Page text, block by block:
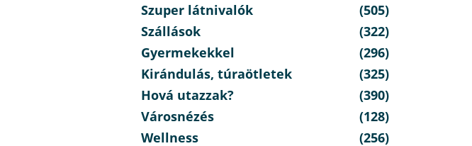
Szuper látnivalók
(505)
Szállások
(322)
Gyermekekkel
(296)
Kirándulás, túraötletek
(325)
Hová utazzak?
(390)
Városnézés
(128)
Wellness
(256)